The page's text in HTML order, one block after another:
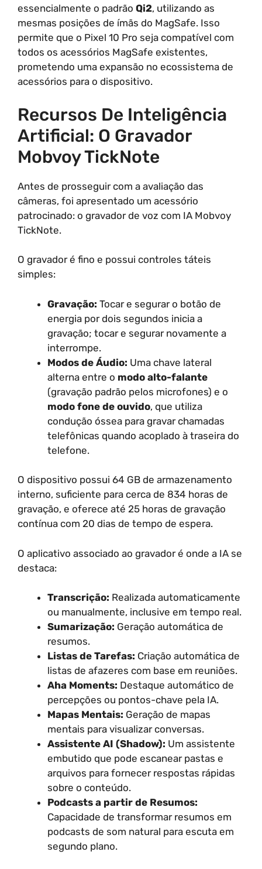
essencialmente o padrão Qi2, utilizando as
mesmas posições de ímãs do MagSafe. Isso
permite que o Pixel 10 Pro seja compatível com
todos os acessórios MagSafe existentes,
prometendo uma expansão no ecossistema de
acessórios para o dispositivo.
Recursos De Inteligência
Artificial: O Gravador
Mobvoy TickNote
Antes de prosseguir com a avaliação das
câmeras, foi apresentado um acessório
patrocinado: o gravador de voz com IA Mobvoy
TickNote.
O gravador é fino e possui controles táteis
simples:
Gravação: Tocar e segurar o botão de
energia por dois segundos inicia a
gravação; tocar e segurar novamente a
interrompe.
Modos de Áudio: Uma chave lateral
alterna entre o modo alto-falante
(gravação padrão pelos microfones) e o
modo fone de ouvido, que utiliza
condução óssea para gravar chamadas
telefônicas quando acoplado à traseira do
telefone.
O dispositivo possui 64 GB de armazenamento
interno, suficiente para cerca de 834 horas de
gravação, e oferece até 25 horas de gravação
contínua com 20 dias de tempo de espera.
O aplicativo associado ao gravador é onde a IA se
destaca:
Transcrição: Realizada automaticamente
ou manualmente, inclusive em tempo real.
Sumarização: Geração automática de
resumos.
Listas de Tarefas: Criação automática de
listas de afazeres com base em reuniões.
Aha Moments: Destaque automático de
percepções ou pontos-chave pela IA.
Mapas Mentais: Geração de mapas
mentais para visualizar conversas.
Assistente AI (Shadow): Um assistente
embutido que pode escanear pastas e
arquivos para fornecer respostas rápidas
sobre o conteúdo.
Podcasts a partir de Resumos:
Capacidade de transformar resumos em
podcasts de som natural para escuta em
segundo plano.